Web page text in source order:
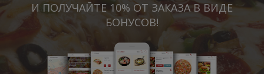
И ПОЛУЧАЙТЕ 10% ОТ ЗАКАЗА В ВИДЕ
БОНУСОВ!